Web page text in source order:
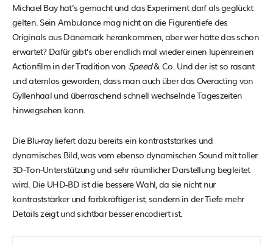
Michael Bay hat’s gemacht und das Experiment darf als geglückt
gelten. Sein Ambulance mag nicht an die Figurentiefe des
Originals aus Dänemark herankommen, aber wer hätte das schon
erwartet? Dafür gibt’s aber endlich mal wieder einen lupenreinen
Actionfilm in der Tradition von Speed& Co. Und der ist so rasant
und atemlos geworden, dass man auch über das Overacting von
Gyllenhaal und überraschend schnell wechselnde Tageszeiten
hinwegsehen kann.
Die Blu-ray liefert dazu bereits ein kontraststarkes und
dynamisches Bild, was vom ebenso dynamischen Sound mit toller
3D-Ton-Unterstützung und sehr räumlicher Darstellung begleitet
wird. Die UHD-BD ist die bessere Wahl, da sie nicht nur
kontraststärker und farbkräftiger ist, sondern in der Tiefe mehr
Details zeigt und sichtbar besser encodiert ist.